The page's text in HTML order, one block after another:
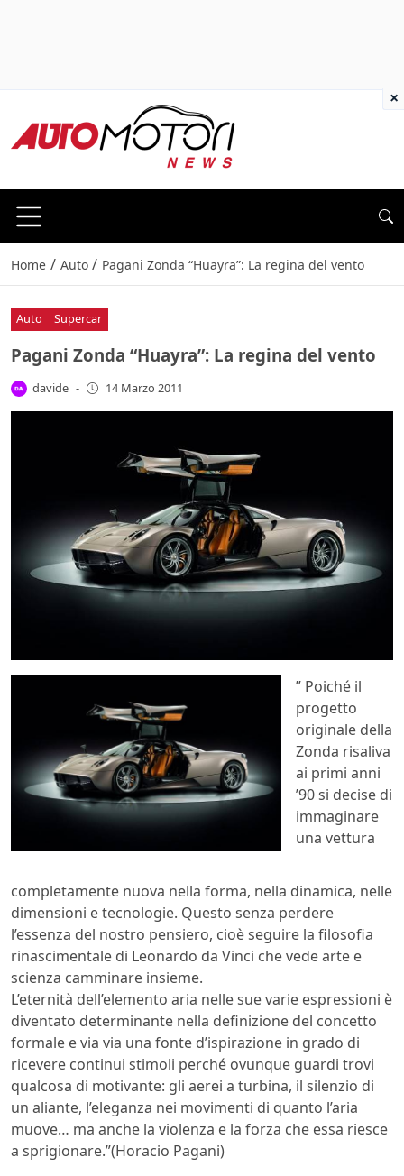
Home / Auto / Pagani Zonda “Huayra”: La regina del vento
Auto Supercar
Pagani Zonda “Huayra”: La regina del vento
davide - 14 Marzo 2011
” Poiché il
progetto
originale della
Zonda risaliva
ai primi anni
’90 si decise di
immaginare
una vettura
completamente nuova nella forma, nella dinamica, nelle
dimensioni e tecnologie. Questo senza perdere
l’essenza del nostro pensiero, cioè seguire la filosofia
rinascimentale di Leonardo da Vinci che vede arte e
scienza camminare insieme.
L’eternità dell’elemento aria nelle sue varie espressioni è
diventato determinante nella definizione del concetto
formale e via via una fonte d’ispirazione in grado di
ricevere continui stimoli perché ovunque guardi trovi
qualcosa di motivante: gli aerei a turbina, il silenzio di
un aliante, l’eleganza nei movimenti di quanto l’aria
muove… ma anche la violenza e la forza che essa riesce
a sprigionare.”(Horacio Pagani)
×